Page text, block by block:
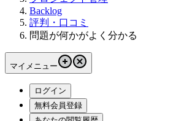
Backlog
評判・口コミ
問題が何かがよく分かる
マイメニュー
ログイン
無料会員登録